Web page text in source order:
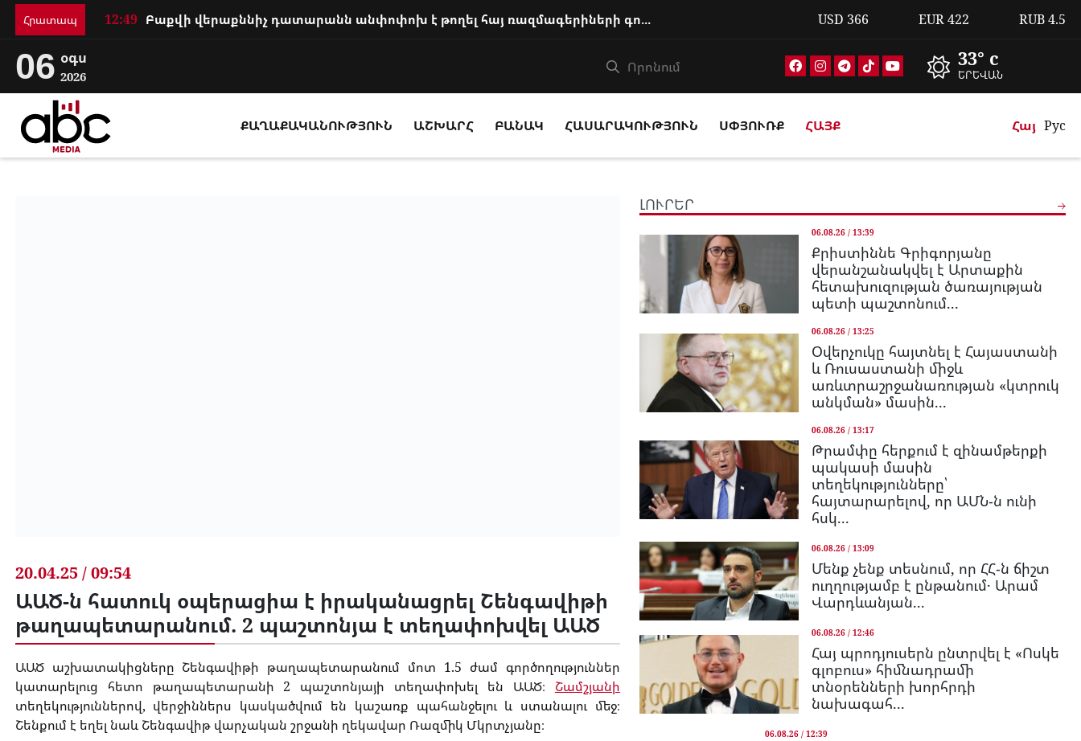
Հրատապ 12:49 Բաքվի վերաքննիչ դատարանն անփոփոխ է թողել հայ ռազմագերիների գործով վճիռները USD 366 EUR422 RUB4.5
06 օգս
2026
33° c
ԵՐԵՎԱՆ
ՔԱՂԱՔԱԿԱՆՈՒԹՅՈՒՆ ԱՇԽԱՐՀ ԲԱՆԱԿ ՀԱՍԱՐԱԿՈՒԹՅՈՒՆ ՍՓՅՈՒՌՔ ՀԱՅՔ Հայ Рус
20.04.25 / 09:54
ԱԱԾ-ն հատուկ օպերացիա է իրականացրել Շենգավիթի
թաղապետարանում. 2 պաշտոնյա է տեղափոխվել ԱԱԾ
ԱԱԾ աշխատակիցները Շենգավիթի թաղապետարանում մոտ 1.5 ժամ գործողություններ
կատարելուց հետո թաղապետարանի 2 պաշտոնյայի տեղափոխել են ԱԱԾ։ Շամշյանի
տեղեկություններով, վերջիններս կասկածվում են կաշառք պահանջելու և ստանալու մեջ։
Շենքում է եղել նաև Շենգավիթ վարչական շրջանի ղեկավար Ռազմիկ Մկրտչյանը։
ԼՈՒՐԵՐ
06.08.26 / 13:39
Քրիստիննե Գրիգորյանը
վերանշանակվել է Արտաքին
հետախուզության ծառայության
պետի պաշտոնում...
06.08.26 / 13:25
Օվերչուկը հայտնել է Հայաստանի
և Ռուսաստանի միջև
առևտրաշրջանառության «կտրուկ
անկման» մասին...
06.08.26 / 13:17
Թրամփը հերքում է զինամթերքի
պակասի մասին
տեղեկությունները՝
հայտարարելով, որ ԱՄՆ-ն ունի
հսկ...
06.08.26 / 13:09
Մենք չենք տեսնում, որ ՀՀ-ն ճիշտ
ուղղությամբ է ընթանում․ Արամ
Վարդևանյան...
06.08.26 / 12:46
Հայ պրոդյուսերն ընտրվել է «Ոսկե
գլոբուս» հիմնադրամի
տնօրենների խորհրդի
նախագահ...
06.08.26 / 12:39